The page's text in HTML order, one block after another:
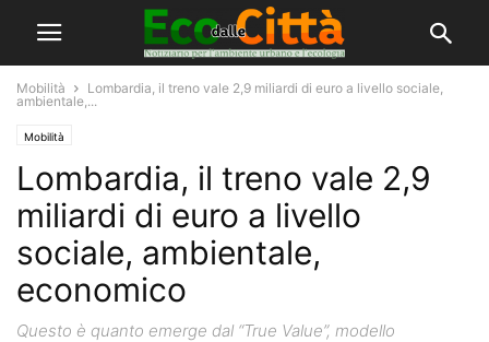
Mobilità
Lombardia, il treno vale 2,9 miliardi di euro a livello sociale,
ambientale,...
Mobilità
Lombardia, il treno vale 2,9
miliardi di euro a livello
sociale, ambientale,
economico
Questo è quanto emerge dal “True Value”, modello